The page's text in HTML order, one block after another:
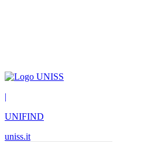
|
UNIFIND
uniss.it